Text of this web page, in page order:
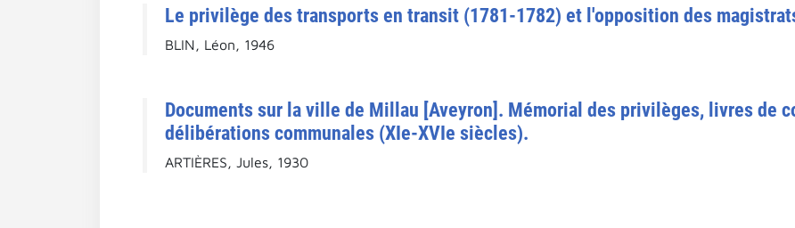
Le privilège des transports en transit (1781-1782) et l'opposition des
BLIN, Léon, 1946
Documents sur la ville de Millau [Aveyron]. Mémorial des privilèges, livres de
délibérations communales (XIe-XVIe siècles).
ARTIÈRES, Jules, 1930